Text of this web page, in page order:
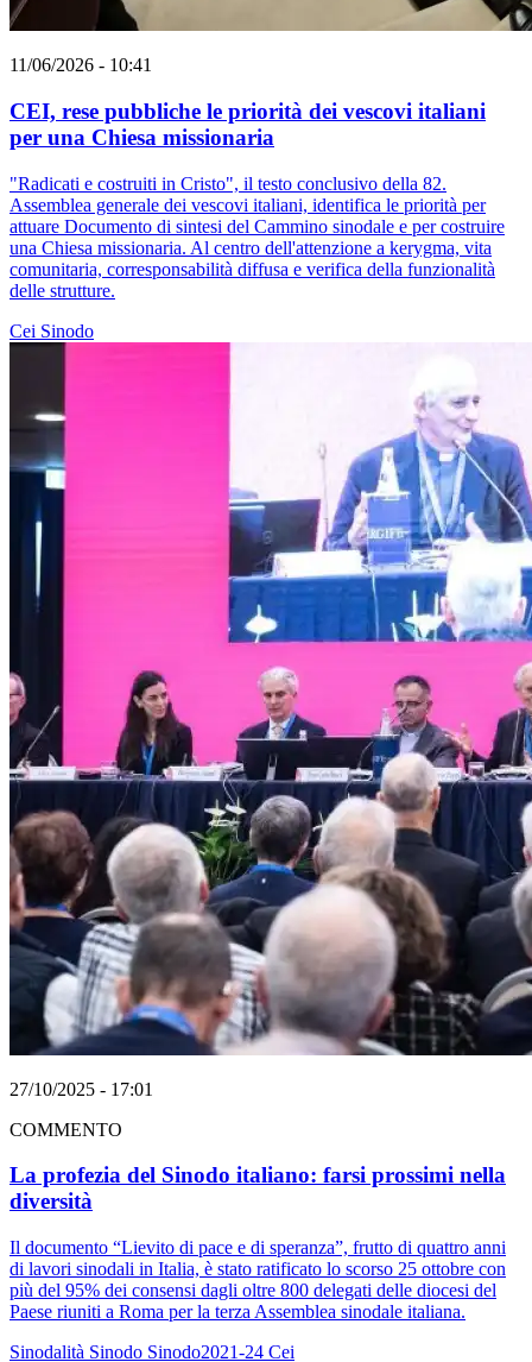
11/06/2026 - 10:41
CEI, rese pubbliche le priorità dei vescovi italiani
per una Chiesa missionaria
"Radicati e costruiti in Cristo", il testo conclusivo della 82.
Assemblea generale dei vescovi italiani, identifica le priorità per
attuare Documento di sintesi del Cammino sinodale e per costruire
una Chiesa missionaria. Al centro dell'attenzione a kerygma, vita
comunitaria, corresponsabilità diffusa e verifica della funzionalità
delle strutture.
Cei Sinodo
27/10/2025 - 17:01
COMMENTO
La profezia del Sinodo italiano: farsi prossimi nella
diversità
Il documento “Lievito di pace e di speranza”, frutto di quattro anni
di lavori sinodali in Italia, è stato ratificato lo scorso 25 ottobre con
più del 95% dei consensi dagli oltre 800 delegati delle diocesi del
Paese riuniti a Roma per la terza Assemblea sinodale italiana.
Sinodalità Sinodo Sinodo2021-24 Cei